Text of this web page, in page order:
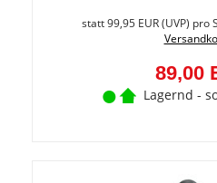
statt99,95 EUR(UVP) pro
89,00
Lagernd -